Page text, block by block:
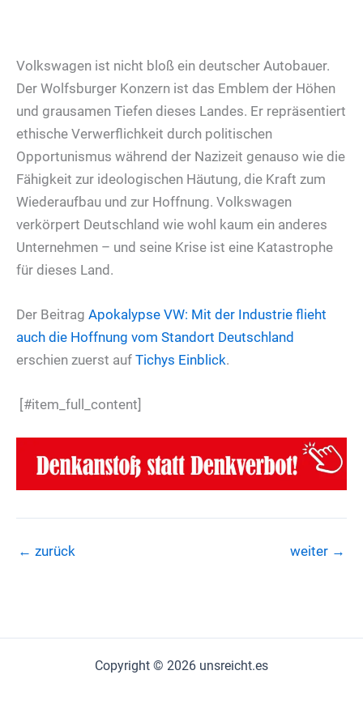
Volkswagen ist nicht bloß ein deutscher Autobauer.
Der Wolfsburger Konzern ist das Emblem der Höhen
und grausamen Tiefen dieses Landes. Er repräsentiert
ethische Verwerflichkeit durch politischen
Opportunismus während der Nazizeit genauso wie die
Fähigkeit zur ideologischen Häutung, die Kraft zum
Wiederaufbau und zur Hoffnung. Volkswagen
verkörpert Deutschland wie wohl kaum ein anderes
Unternehmen – und seine Krise ist eine Katastrophe
für dieses Land.
Der Beitrag Apokalypse VW: Mit der Industrie flieht
auch die Hoffnung vom Standort Deutschland
erschien zuerst auf Tichys Einblick.
[#item_full_content]
← zurück weiter →
Copyright © 2026 unsreicht.es